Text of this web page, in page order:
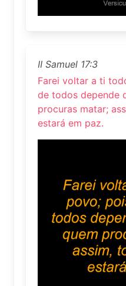
II Samuel 17:3
Farei voltar a ti
de todos depende
procuras matar;
estará em paz.